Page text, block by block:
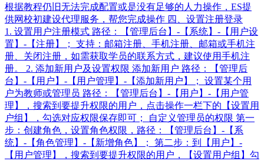
根据教程仍旧无法完成配置或是没有足够的人力操作，ES提
供网校初建设代理服务，帮您完成操作 四、设置注册登录
1. 设置用户注册模式 路径：【管理后台】-【系统】-【用户设
置】-【注册】； 支持：邮箱注册、手机注册、邮箱或手机注
册、关闭注册，如需获取学员的联系方式，建议使用手机注
册。 2. 添加新用户及设置权限 添加新用户 路径：【管理后
台】-【用户】-【用户管理】-【添加新用户】； 设置某个用
户为教师或管理员 路径：【管理后台】-【用户】-【用户管
理】，搜索到要提升权限的用户，点击操作一栏下的【设置用
户组】，勾选对应权限保存即可； 自定义管理员的权限 第一
步：创建角色，设置角色权限，路径：【管理后台】-【系
统】-【角色管理】-【新增角色】； 第二步：到【用户】-
【用户管理】，搜索到要提升权限的用户，【设置用户组】勾